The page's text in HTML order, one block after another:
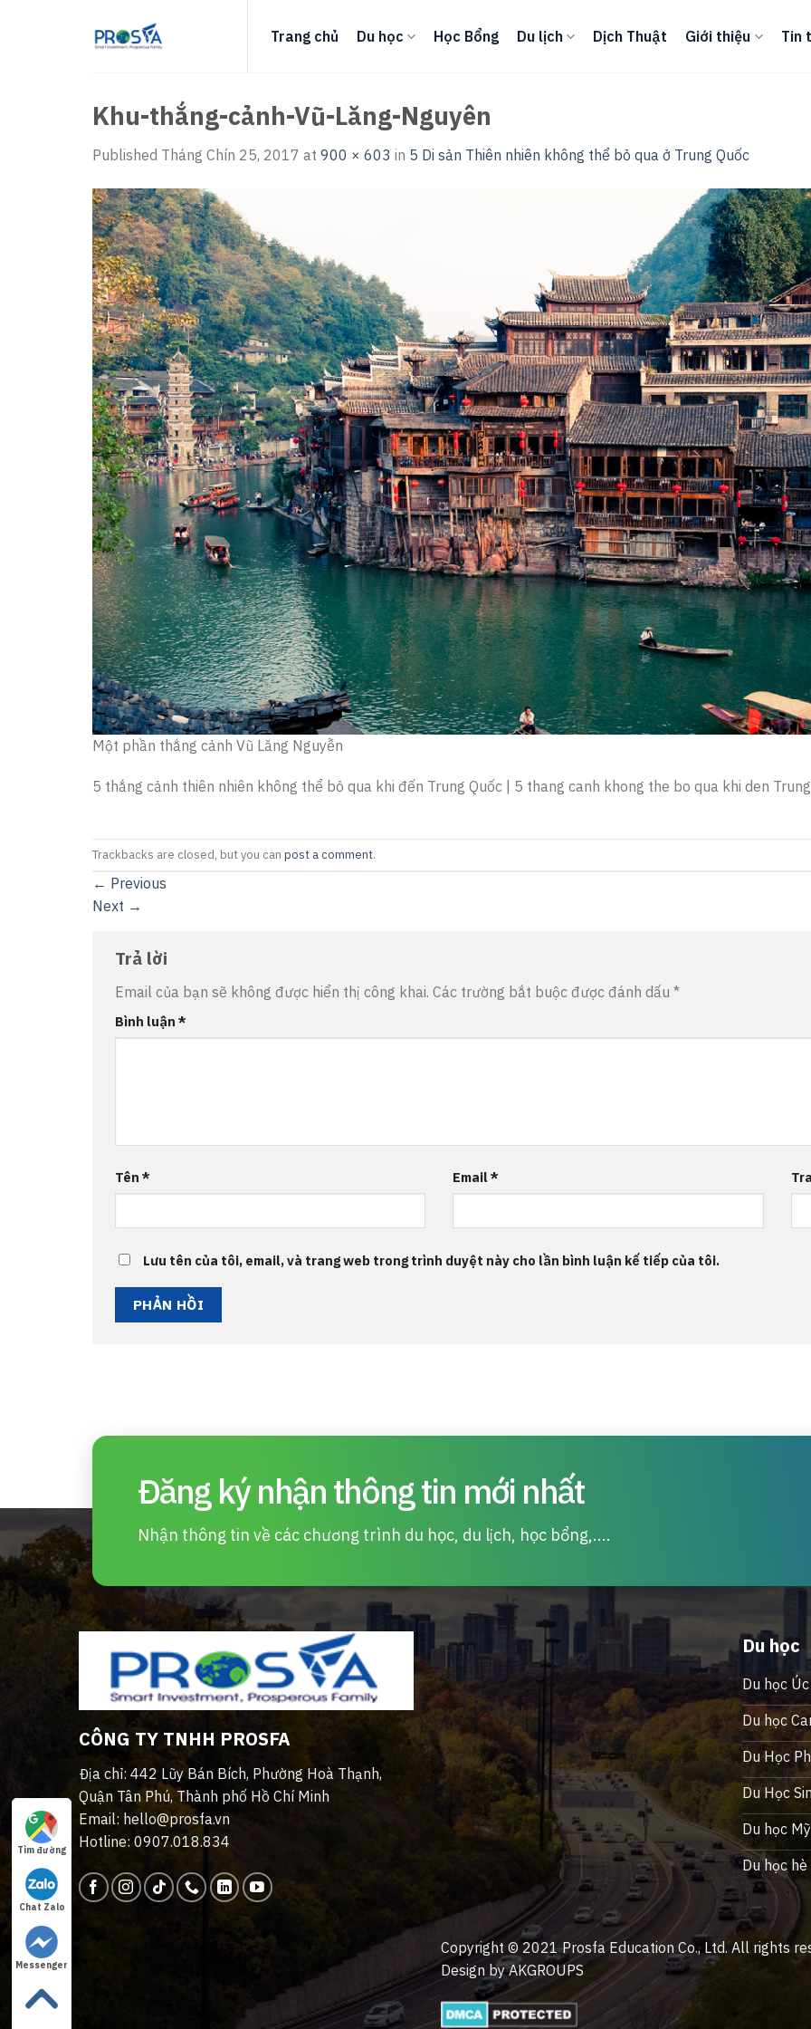
Trang chủ Du học Học Bổng Du lịch Dịch Thuật Giới thiệu Tin
Khu-thắng-cảnh-Vũ-Lăng-Nguyên
Published Tháng Chín 25, 2017 at 900 × 603 in 5 Di sản Thiên nhiên không thể bỏ qua ở Trung Quốc
Một phần thắng cảnh Vũ Lăng Nguyễn
5 thắng cảnh thiên nhiên không thể bỏ qua khi đến Trung Quốc | 5 thang canh khong the bo qua khi den
Trackbacks are closed, but you can post a comment.
← Previous
Next →
Trả lời
Email của bạn sẽ không được hiển thị công khai. Các trường bắt buộc được đánh dấu *
Bình luận *
Tên * Email*
Lưu tên của tôi, email, và trang web trong trình duyệt này cho lần bình luận kế tiếp của tôi.
Đăng ký nhận thông tin mới nhất
Nhận thông tin về các chương trình du học, du lịch, học bổng,....
CÔNG TY TNHH PROSFA
Địa chỉ: 442 Lũy Bán Bích, Phường Hoà Thạnh,
Quận Tân Phú, Thành phố Hồ Chí Minh
Email: hello@prosfa.vn
Hotline: 0907.018.834
Du học
Du học Úc
Du học
Du Học
Du Học
Du học Mỹ
Du học hè
Copyright © 2021 Prosfa Education Co., Ltd. All rights
Design by AKGROUPS
Tìm đường
Chat Zalo
Messenger